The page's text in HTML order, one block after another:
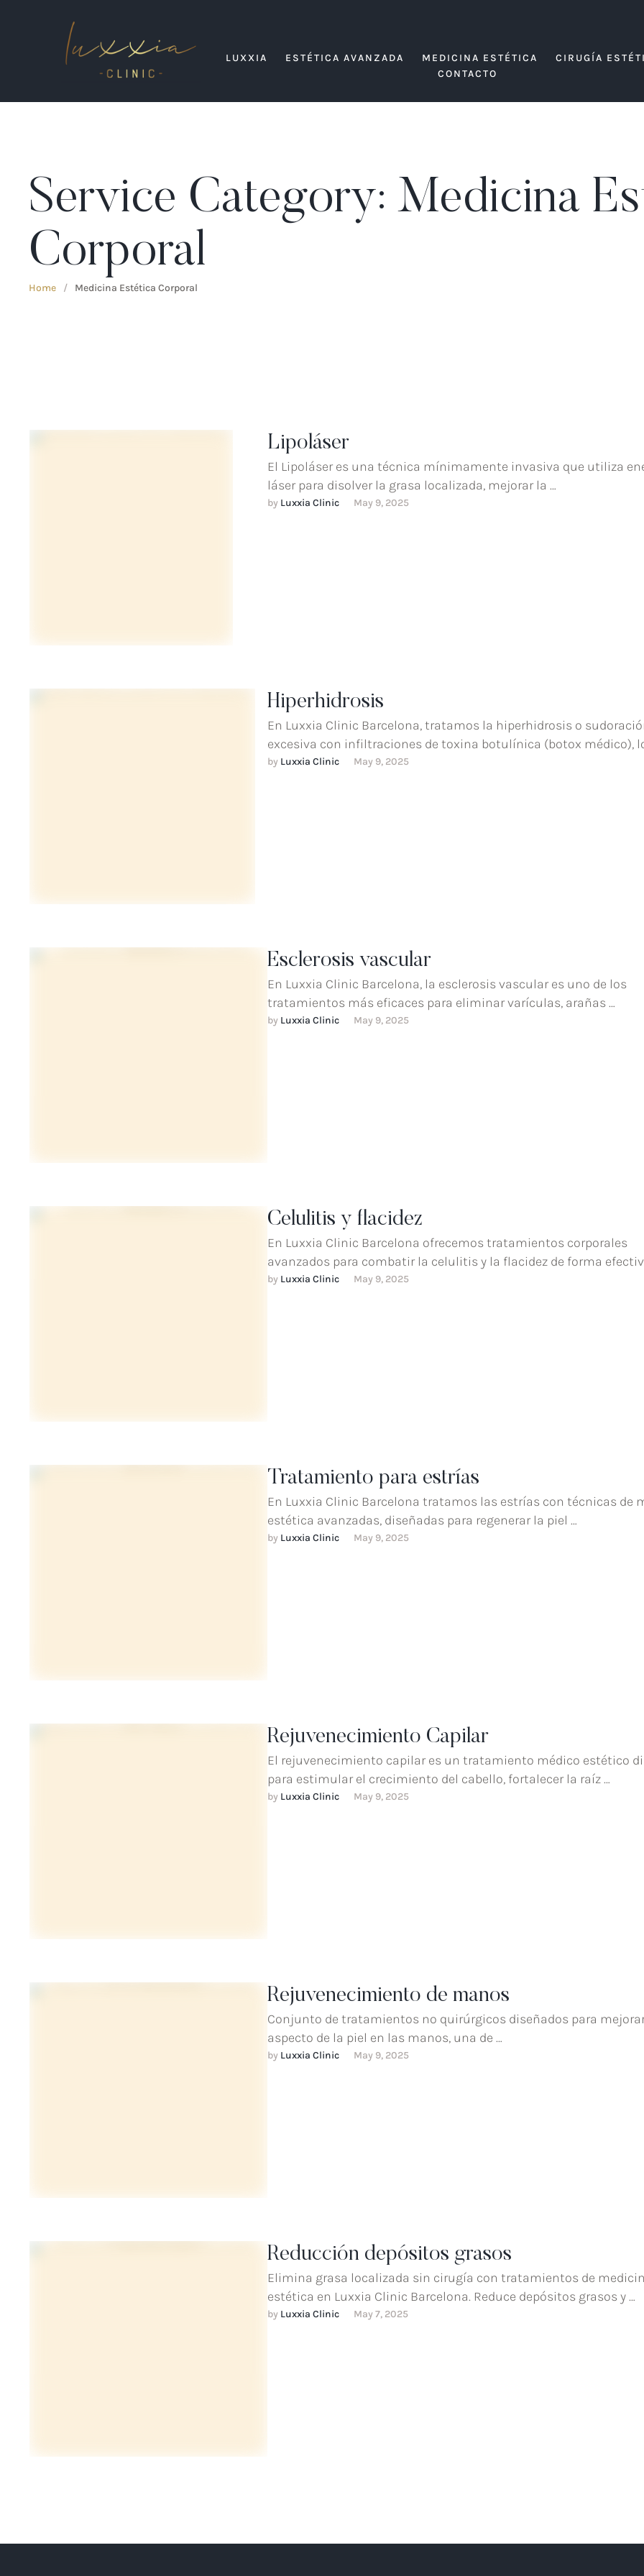
LUXXIA ESTÉTICA AVANZADA MEDICINA ESTÉTICA
CIRUGÍA
CONTACTO
Service Category: Medicina
Corporal
Home / Medicina Estética Corporal
Lipoláser
El Lipoláser es una técnica mínimamente invasiva que utiliza
láser para disolver la grasa localizada, mejorar la …
by Luxxia Clinic May 9, 2025
Hiperhidrosis
En Luxxia Clinic Barcelona, tratamos la hiperhidrosis o
excesiva con infiltraciones de toxina botulínica (botox médico),
…
by Luxxia Clinic May 9, 2025
Esclerosis vascular
En Luxxia Clinic Barcelona, la esclerosis vascular es uno de los
tratamientos más eficaces para eliminar varículas, arañas …
by Luxxia Clinic May 9, 2025
Celulitis y flacidez
En Luxxia Clinic Barcelona ofrecemos tratamientos corporales
avanzados para combatir la celulitis y la flacidez de forma
by Luxxia Clinic May 9, 2025
Tratamiento para estrías
En Luxxia Clinic Barcelona tratamos las estrías con técnicas de
estética avanzadas, diseñadas para regenerar la piel …
by Luxxia Clinic May 9, 2025
Rejuvenecimiento Capilar
El rejuvenecimiento capilar es un tratamiento médico estético
para estimular el crecimiento del cabello, fortalecer la raíz …
by Luxxia Clinic May 9, 2025
Rejuvenecimiento de manos
Conjunto de tratamientos no quirúrgicos diseñados para
aspecto de la piel en las manos, una de …
by Luxxia Clinic May 9, 2025
Reducción depósitos grasos
Elimina grasa localizada sin cirugía con tratamientos de
estética en Luxxia Clinic Barcelona. Reduce depósitos grasos y …
by Luxxia Clinic May 7, 2025